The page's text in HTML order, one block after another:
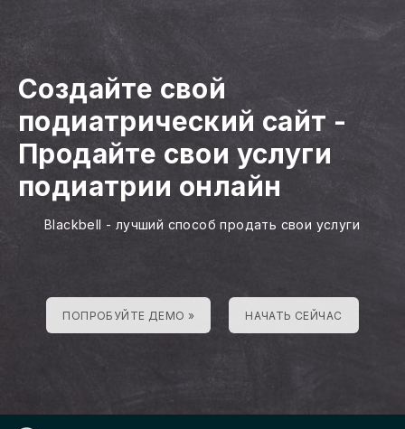
Создайте свой
подиатрический сайт-
Продайте свои услуги
подиатрии онлайн
Blackbell - лучший способ продать свои услуги
ПОПРОБУЙТЕ ДЕМО » НАЧАТЬ СЕЙЧАС